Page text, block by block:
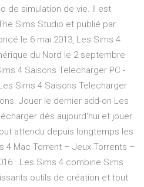
de simulation de vie. Il est
Sims Studio et publié par
le 6 mai 2013, Les Sims 4
du Nord le 2 septembre
4 Saisons Telecharger PC -
Sims 4 Saisons Telecharger
Jouer le dernier add-on Les
dès aujourd'hui et jouer
attendu depuis longtemps les
4 Mac Torrent – Jeux Torrents –
· Les Sims 4 combine Sims
outils de création et tout